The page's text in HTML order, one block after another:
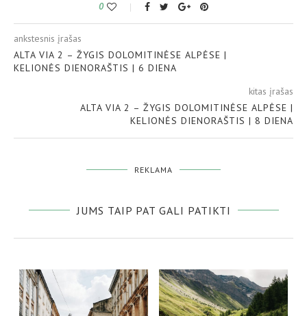
0
ankstesnis įrašas
ALTA VIA 2 – ŽYGIS DOLOMITINĖSE ALPĖSE |
KELIONĖS DIENORAŠTIS | 6 DIENA
kitas įrašas
ALTA VIA 2 – ŽYGIS DOLOMITINĖSE ALPĖSE |
KELIONĖS DIENORAŠTIS | 8 DIENA
REKLAMA
JUMS TAIP PAT GALI PATIKTI